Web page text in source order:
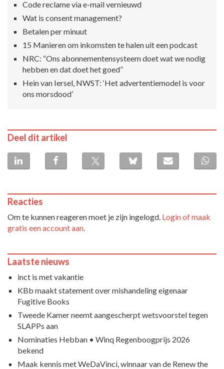
Code reclame via e-mail vernieuwd
Wat is consent management?
Betalen per minuut
15 Manieren om inkomsten te halen uit een podcast
NRC: “Ons abonnementensysteem doet wat we nodig
hebben en dat doet het goed”
Hein van Iersel, NWST: ‘Het advertentiemodel is voor
ons morsdood’
Deel dit artikel
Reacties
Om te kunnen reageren moet je zijn ingelogd. Login of maak
gratis een account aan.
Laatste nieuws
inct is met vakantie
KBb maakt statement over mishandeling eigenaar
Fugitive Books
Tweede Kamer neemt aangescherpt wetsvoorstel tegen
SLAPPs aan
Nominaties Hebban • Winq Regenboogprijs 2026
bekend
Maak kennis met WeDaVinci, winnaar van de Renew the